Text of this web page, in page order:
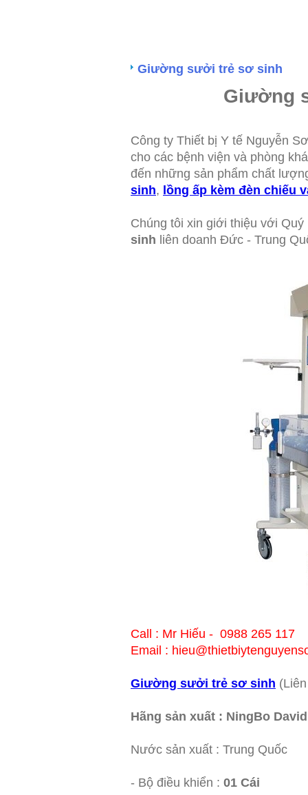
Giường sưởi trẻ sơ sinh
Giường
Công ty Thiết bị Y tế Nguyễn
cho các bệnh viện và phòng
đến những sản phẩm chất
sinh, lồng ấp kèm đèn chiếu
Chúng tôi xin giới thiệu với
sinh liên doanh Đức - Trung
Call : Mr Hiếu - 0988 265 117
Email :
Giường sưởi trẻ sơ sinh
Hãng sản xuất : NingBo
Nước sản xuất : Trung Quốc
- Bộ điều khiển : 01 Cái